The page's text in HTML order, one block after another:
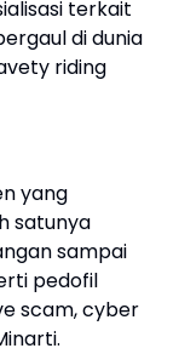
terkait
di dunia
riding
yang
satunya
sampai
pedofil
scam, cyber